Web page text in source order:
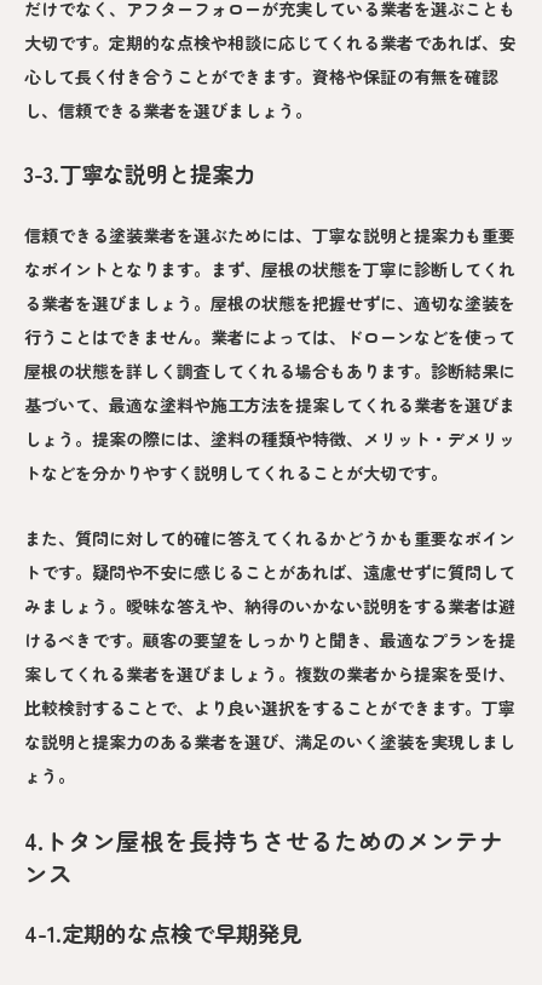
だけでなく、アフターフォローが充実している業者を選ぶことも
大切です。定期的な点検や相談に応じてくれる業者であれば、安
心して長く付き合うことができます。資格や保証の有無を確認
し、信頼できる業者を選びましょう。
3-3.丁寧な説明と提案力
信頼できる塗装業者を選ぶためには、丁寧な説明と提案力も重要
なポイントとなります。まず、屋根の状態を丁寧に診断してくれ
る業者を選びましょう。屋根の状態を把握せずに、適切な塗装を
行うことはできません。業者によっては、ドローンなどを使って
屋根の状態を詳しく調査してくれる場合もあります。診断結果に
基づいて、最適な塗料や施工方法を提案してくれる業者を選びま
しょう。提案の際には、塗料の種類や特徴、メリット・デメリッ
トなどを分かりやすく説明してくれることが大切です。
また、質問に対して的確に答えてくれるかどうかも重要なポイン
トです。疑問や不安に感じることがあれば、遠慮せずに質問して
みましょう。曖昧な答えや、納得のいかない説明をする業者は避
けるべきです。顧客の要望をしっかりと聞き、最適なプランを提
案してくれる業者を選びましょう。複数の業者から提案を受け、
比較検討することで、より良い選択をすることができます。丁寧
な説明と提案力のある業者を選び、満足のいく塗装を実現しまし
ょう。
4.トタン屋根を長持ちさせるためのメンテナ
ンス
4-1.定期的な点検で早期発見